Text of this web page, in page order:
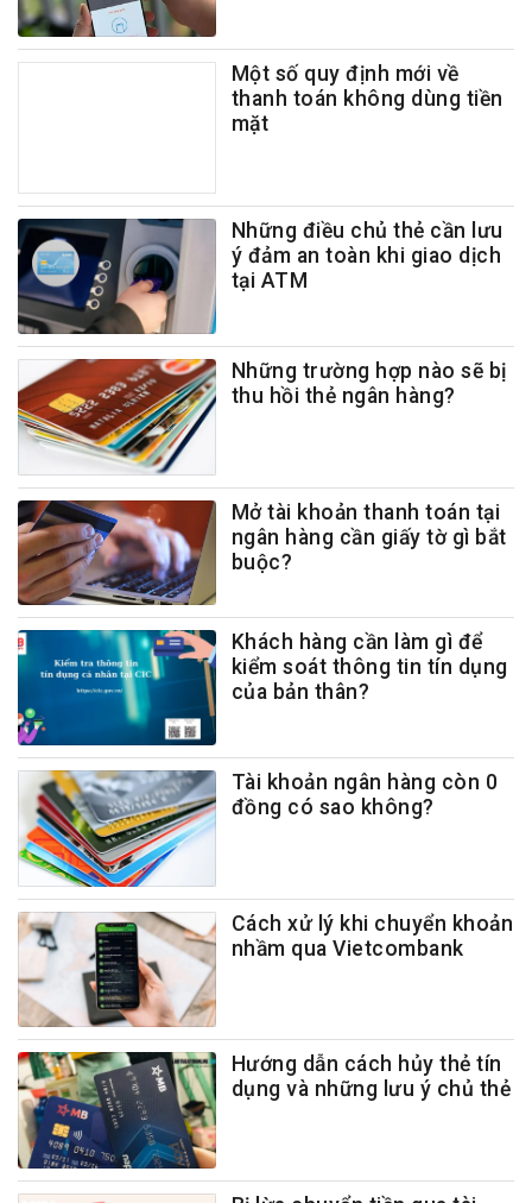
Một số quy định mới về
thanh toán không dùng tiền
mặt
Những điều chủ thẻ cần lưu
ý đảm an toàn khi giao dịch
tại ATM
Những trường hợp nào sẽ bị
thu hồi thẻ ngân hàng?
Mở tài khoản thanh toán tại
ngân hàng cần giấy tờ gì bắt
buộc?
Khách hàng cần làm gì để
kiểm soát thông tin tín dụng
của bản thân?
Tài khoản ngân hàng còn 0
đồng có sao không?
Cách xử lý khi chuyển khoản
nhầm qua Vietcombank
Hướng dẫn cách hủy thẻ tín
dụng và những lưu ý chủ thẻ